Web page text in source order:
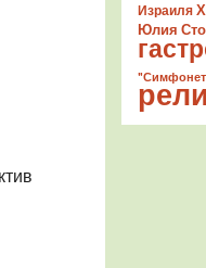
Израиля
Юлия
"Симфонет